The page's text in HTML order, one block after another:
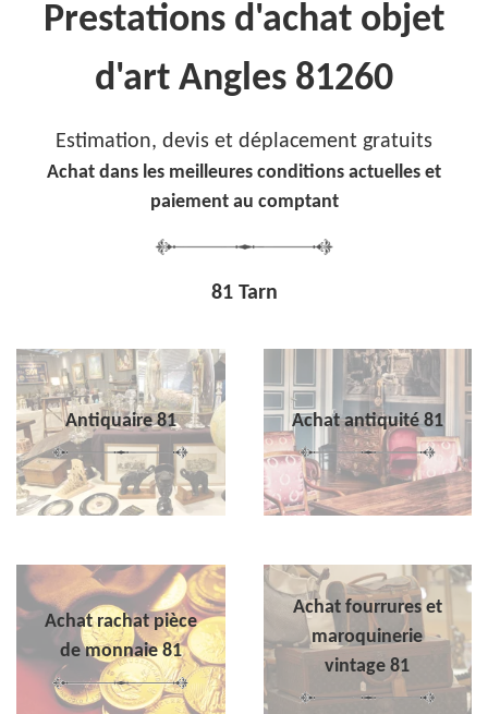
Prestations d'achat objet
d'art Angles 81260
Estimation, devis et déplacement gratuits
Achat dans les meilleures conditions actuelles et
paiement au comptant
81 Tarn
Antiquaire 81 Achat antiquité 81
Achat rachat pièce
de monnaie 81
Achat fourrures et
maroquinerie
vintage 81